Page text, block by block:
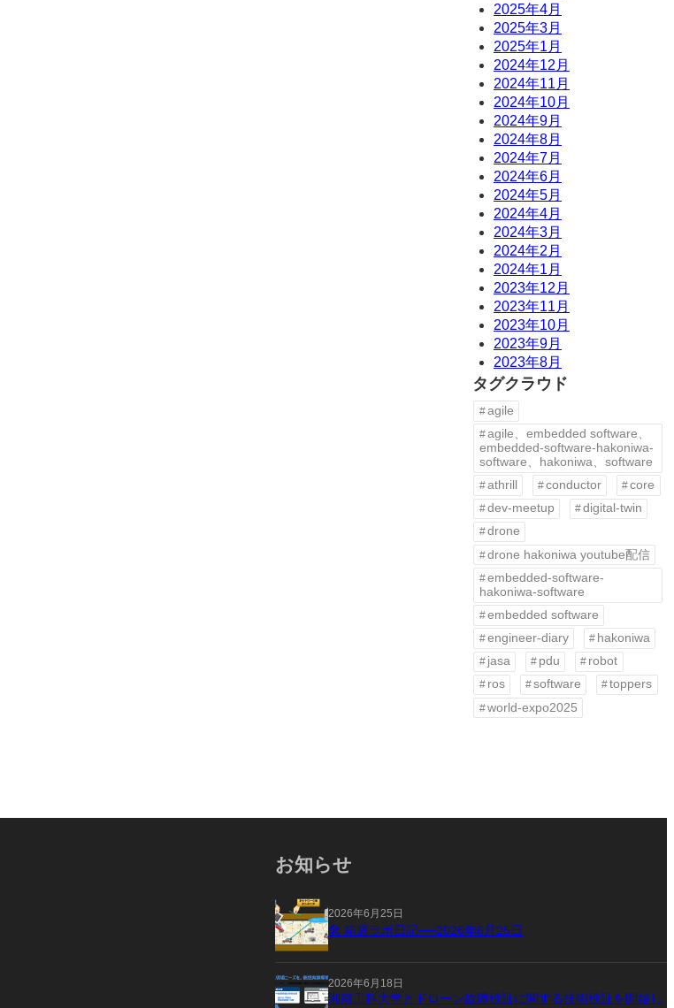
2025年4月
2025年3月
2025年1月
2024年12月
2024年11月
2024年10月
2024年9月
2024年8月
2024年7月
2024年6月
2024年5月
2024年4月
2024年3月
2024年2月
2024年1月
2023年12月
2023年11月
2023年10月
2023年9月
2023年8月
タグクラウド
agile
agile、embedded software、
embedded-software-hakoniwa-
software、hakoniwa、software
athrill
conductor
core
dev-meetup
digital-twin
drone
drone hakoniwa youtube配信
embedded-software-
hakoniwa-software
embedded software
engineer-diary
hakoniwa
jasa
pdu
robot
ros
software
toppers
world-expo2025
お知らせ
2026年6月25日
🛠 箱庭ラボ日記──2026年6月25日
2026年6月18日
湘南工科大学とドローン故障検証に関する技術検証を開始し